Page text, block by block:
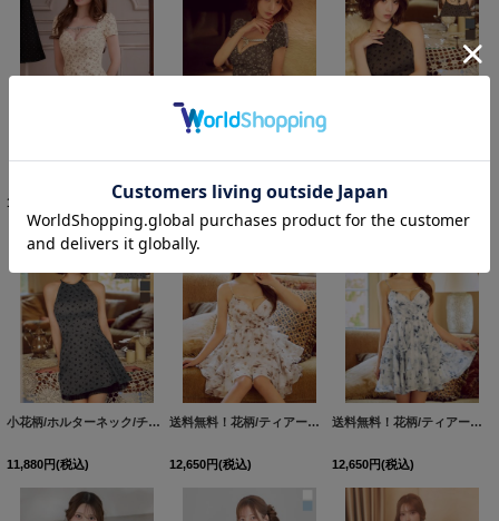
ビジュー/小花柄/リボン/裾フリル/パフスリーブ/マーメイド/谷間見せ/ミニドレス/キャバドレス【XS-Lサイズ/2カラー】[OF03]【YN】dzwoBF
10,890
ビジュー/小花柄/リボン/裾フリル/パフスリーブ/マーメイド/谷間見せ/ミニドレス/キャバドレス【XS-Lサイズ/2カラー】[OF03]【YN】dzwoBF
10,890円(税込)
小花柄/ホルターネック/チュール/背中見せ/フレアスカート/ミニドレス/キャバドレス【XS-Mサイズ/2カラー】[OF01]【SB】dzjgBF
11,880円(税込)
小花柄/ホルターネック/チュール/背中見せ/フレアスカート/ミニドレス/キャバドレス【XS-Mサイズ/2カラー】[OF01]【SB】dzjgBF
11,880円(税込)
送料無料！花柄/ティアード/フリル/キャミソール/シフォン/ミニドレス/キャバドレス【XS-Mサイズ/2カラー】[OF01]【SB】dzjvBF【予約商品/8月下旬発送予定】
12,650円(税込)
送料無料！花柄/ティアード/フリル/キャミソール/シフォン/ミニドレス/キャバドレス【XS-Mサイズ/2カラー】[OF01]【SB】dzjvBF【予約商品/8月下旬発送予定】
12,650円(税込)